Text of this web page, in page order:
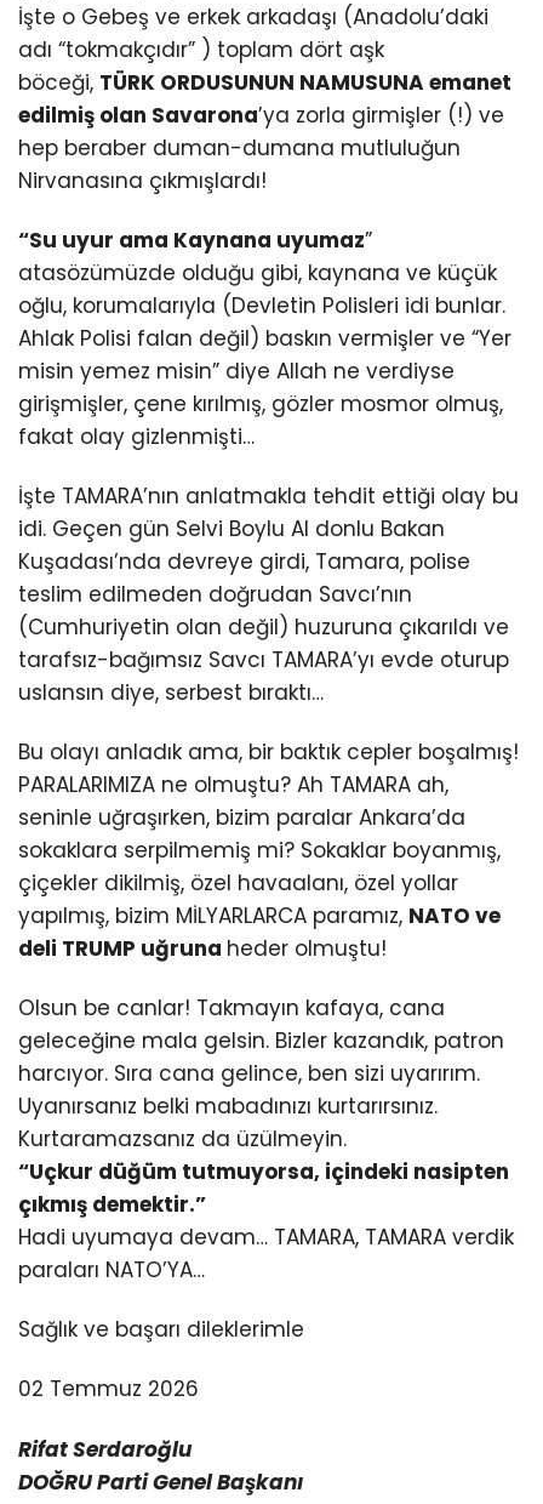
İşte o Gebeş ve erkek arkadaşı (Anadolu’daki
adı “tokmakçıdır” ) toplam dört aşk
böceği, TÜRK ORDUSUNUN NAMUSUNA emanet
edilmiş olan Savarona’ya zorla girmişler (!) ve
hep beraber duman-dumana mutluluğun
Nirvanasına çıkmışlardı!
“Su uyur ama Kaynana uyumaz”
atasözümüzde olduğu gibi, kaynana ve küçük
oğlu, korumalarıyla (Devletin Polisleri idi bunlar.
Ahlak Polisi falan değil) baskın vermişler ve “Yer
misin yemez misin” diye Allah ne verdiyse
girişmişler, çene kırılmış, gözler mosmor olmuş,
fakat olay gizlenmişti…
İşte TAMARA’nın anlatmakla tehdit ettiği olay bu
idi. Geçen gün Selvi Boylu Al donlu Bakan
Kuşadası’nda devreye girdi, Tamara, polise
teslim edilmeden doğrudan Savcı’nın
(Cumhuriyetin olan değil) huzuruna çıkarıldı ve
tarafsız-bağımsız Savcı TAMARA’yı evde oturup
uslansın diye, serbest bıraktı…
Bu olayı anladık ama, bir baktık cepler boşalmış!
PARALARIMIZA ne olmuştu? Ah TAMARA ah,
seninle uğraşırken, bizim paralar Ankara’da
sokaklara serpilmemiş mi? Sokaklar boyanmış,
çiçekler dikilmiş, özel havaalanı, özel yollar
yapılmış, bizim MİLYARLARCA paramız, NATO ve
deli TRUMP uğruna heder olmuştu!
Olsun be canlar! Takmayın kafaya, cana
geleceğine mala gelsin. Bizler kazandık, patron
harcıyor. Sıra cana gelince, ben sizi uyarırım.
Uyanırsanız belki mabadınızı kurtarırsınız.
Kurtaramazsanız da üzülmeyin.
“Uçkur düğüm tutmuyorsa, içindeki nasipten
çıkmış demektir.”
Hadi uyumaya devam… TAMARA, TAMARA verdik
paraları NATO’YA…
Sağlık ve başarı dileklerimle
02 Temmuz 2026
Rifat Serdaroğlu
DOĞRU Parti Genel Başkanı